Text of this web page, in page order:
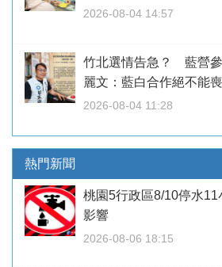
2026-08-04 14:57
竹北選情告急？ 藍營
麗文：藍白合作絕不能
2026-08-04 11:28
熱門新聞
桃園5行政區8/10停水
影響
2026-08-06 18:15